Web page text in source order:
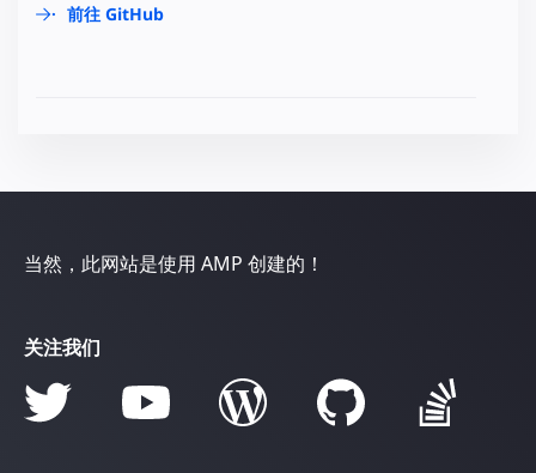
前往 GitHub
当然，此网站是使用 AMP 创建的！
关注我们